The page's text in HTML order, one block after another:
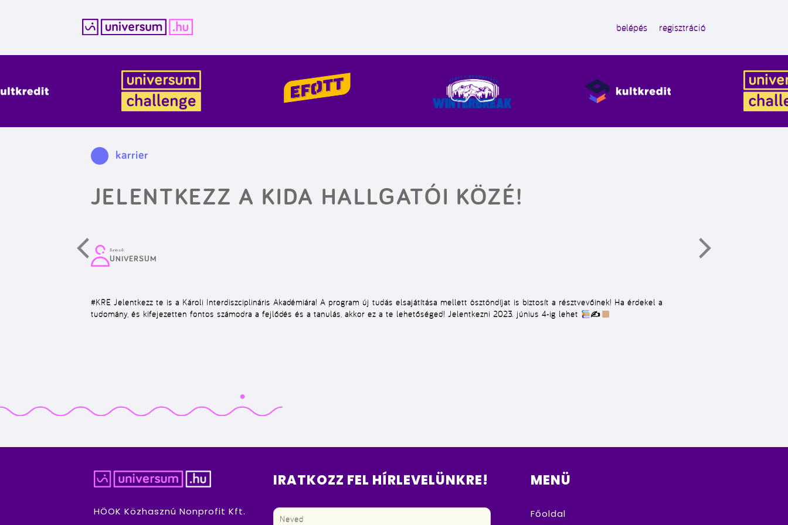
belépés regisztráció
karrier
JELENTKEZZ A KIDA HALLGATÓI KÖZÉ!
Szerző:
UNIVERSUM
#KRE Jelentkezz te is a Károli Interdiszciplináris Akadémiára! A program új tudás elsajátítása mellett ösztöndíjat is biztosít a résztvevőinek! Ha érdekel a
tudomány, és kifejezetten fontos számodra a fejlődés és a tanulás, akkor ez a te lehetőséged! Jelentkezni 2023. június 4-ig lehet ✍
HÖOK Közhasznú Nonprofit Kft.
IRATKOZZ FEL HÍRLEVELÜNKRE! MENÜ
Főoldal